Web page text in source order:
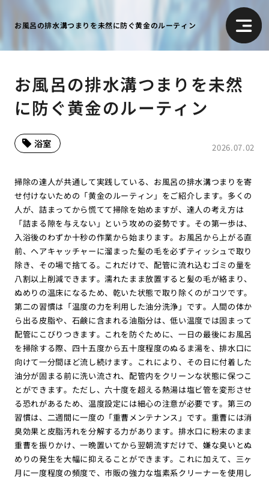
お風呂の排水溝つまりを未然に防ぐ黄金のルーティン
お風呂の排水溝つまりを未然
に防ぐ黄金のルーティン
2026.07.02
浴室
掃除の達人が共通して実践している、お風呂の排水溝つまりを寄
せ付けないための「黄金のルーティン」をご紹介します。多くの
人が、詰まってから慌てて掃除を始めますが、達人の考え方は
「詰まる隙を与えない」という攻めの姿勢です。その第一歩は、
入浴後のわずか十秒の作業から始まります。お風呂から上がる直
前、ヘアキャッチャーに溜まった髪の毛を必ずティッシュで取り
除き、その場で捨てる。これだけで、配管に流れ込むゴミの量を
八割以上削減できます。濡れたまま放置すると髪の毛が絡まり、
ぬめりの温床になるため、乾いた状態で取り除くのがコツです。
第二の習慣は「温度の力を利用した油分洗浄」です。人間の体か
ら出る皮脂や、石鹸に含まれる油脂分は、低い温度では固まって
配管にこびりつきます。これを防ぐために、一日の最後にお風呂
を掃除する際、四十五度から五十度程度のぬるま湯を、排水口に
向けて一分間ほど流し続けます。これにより、その日に付着した
油分が固まる前に洗い流され、配管内をクリーンな状態に保つこ
とができます。ただし、六十度を超える熱湯は塩ビ管を変形させ
る恐れがあるため、温度設定には細心の注意が必要です。第三の
習慣は、二週間に一度の「重曹メンテナンス」です。重曹には消
臭効果と皮脂汚れを分解する力があります。排水口に粉末のまま
重曹を振りかけ、一晩置いてから翌朝流すだけで、嫌な臭いとぬ
めりの発生を大幅に抑えることができます。これに加えて、三ヶ
月に一度程度の頻度で、市販の強力な塩素系クリーナーを使用し